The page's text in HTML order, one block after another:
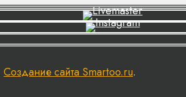
Создание сайта Smartoo.ru.